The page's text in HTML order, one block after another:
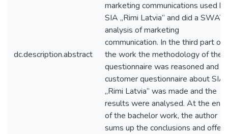
dc.description.abstract
marketing communications used by
SIA „Rimi Latvia” and did a SWAT
analysis of marketing
communication. In the third part of
the work the methodology of the
questionnaire was reasoned and a
customer questionnaire about SIA
„Rimi Latvia” was made and the
results were analysed. At the end
of the bachelor work, the author
sums up the conclusions and offers